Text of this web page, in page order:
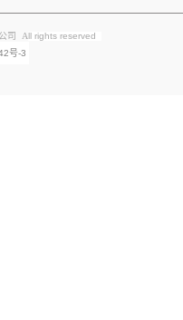
司 All rights reserved
号-3